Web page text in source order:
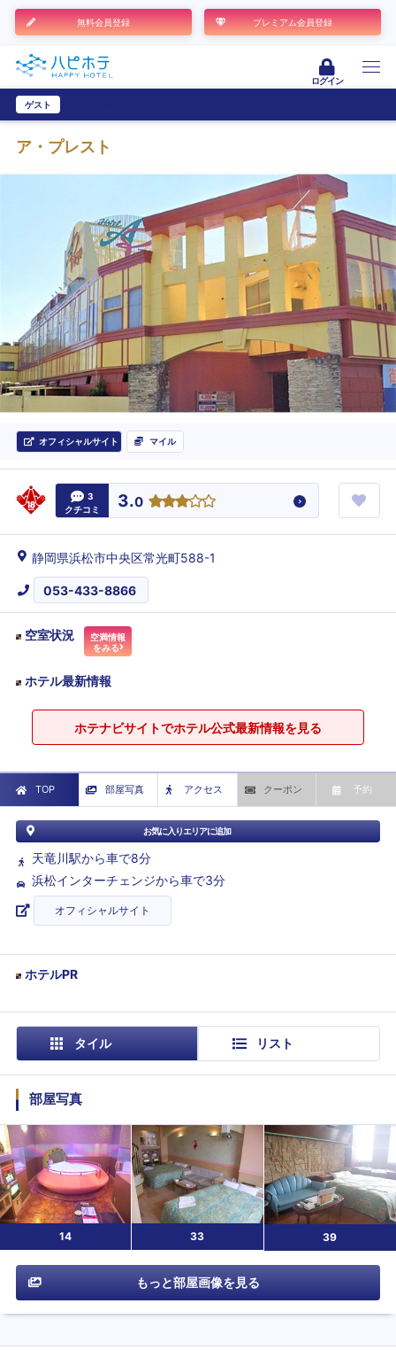
無料会員登録 プレミアム会員登録
ログイン
ゲスト
ア・プレスト
オフィシャルサイト マイル
3
クチコミ
3.0
静岡県浜松市中央区常光町588-1
053-433-8866
空室状況
空満情報
をみる
ホテル最新情報
ホテナビサイトでホテル公式最新情報を見る
TOP 部屋写真 アクセス クーポン 予約
お気に入りエリアに追加
天竜川駅から車で8分
浜松インターチェンジから車で3分
オフィシャルサイト
ホテルPR
タイル リスト
部屋写真
14 33 39
もっと部屋画像を見る